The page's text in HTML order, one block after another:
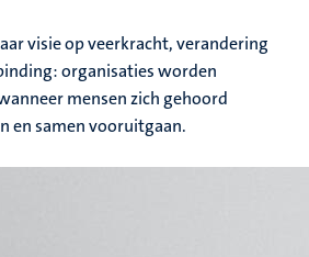
visie op veerkracht, verandering
organisaties worden
mensen zich gehoord
en samen vooruitgaan.